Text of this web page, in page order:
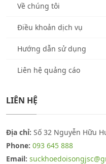
Về chúng tôi
Điều khoản dịch vụ
Hướng dẫn sử dụng
Liên hệ quảng cáo
LIÊN HỆ
Địa chỉ: Số 32 Nguyễn Hữu
Phone: 093 645 888
Email: